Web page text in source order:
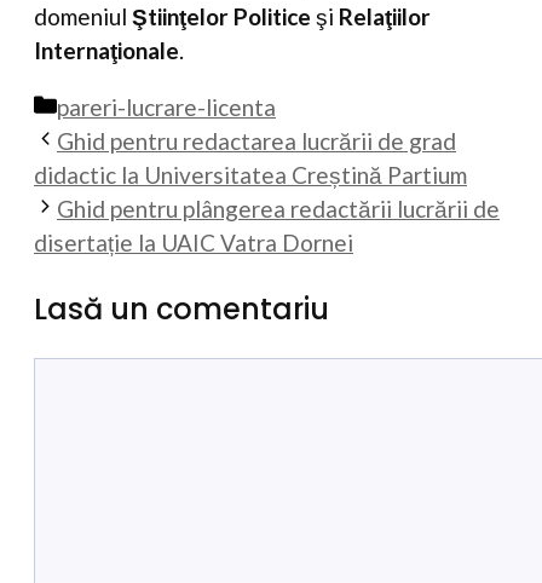
domeniul Ştiinţelor Politice şi Relaţiilor
Internaţionale.
Categorii
pareri-lucrare-licenta
Ghid pentru redactarea lucrării de grad
didactic la Universitatea Creștină Partium
Ghid pentru plângerea redactării lucrării de
disertație la UAIC Vatra Dornei
Lasă un comentariu